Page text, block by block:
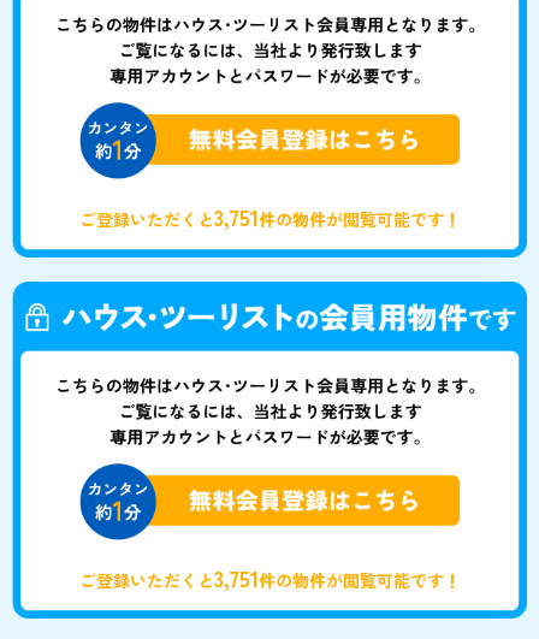
ご登録いただくと3,751件の物件が閲覧可能です！
ご登録いただくと3,751件の物件が閲覧可能です！